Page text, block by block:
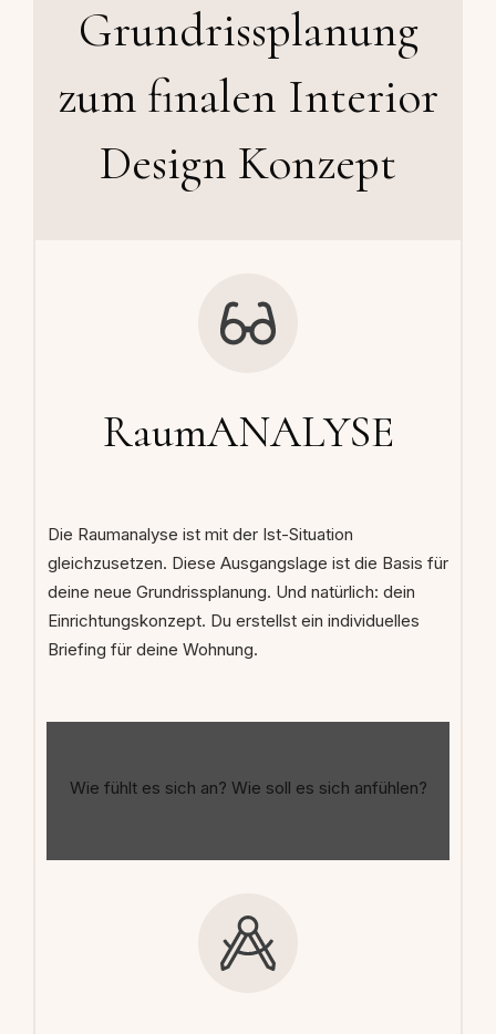
Grundrissplanung
zum finalen Interior
Design Konzept
RaumANALYSE
Die Raumanalyse ist mit der Ist-Situation
gleichzusetzen. Diese Ausgangslage ist die Basis für
deine neue Grundrissplanung. Und natürlich: dein
Einrichtungskonzept. Du erstellst ein individuelles
Briefing für deine Wohnung.
Wie fühlt es sich an? Wie soll es sich anfühlen?